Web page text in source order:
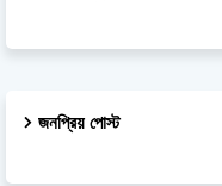
জনপ্রিয় পোস্ট